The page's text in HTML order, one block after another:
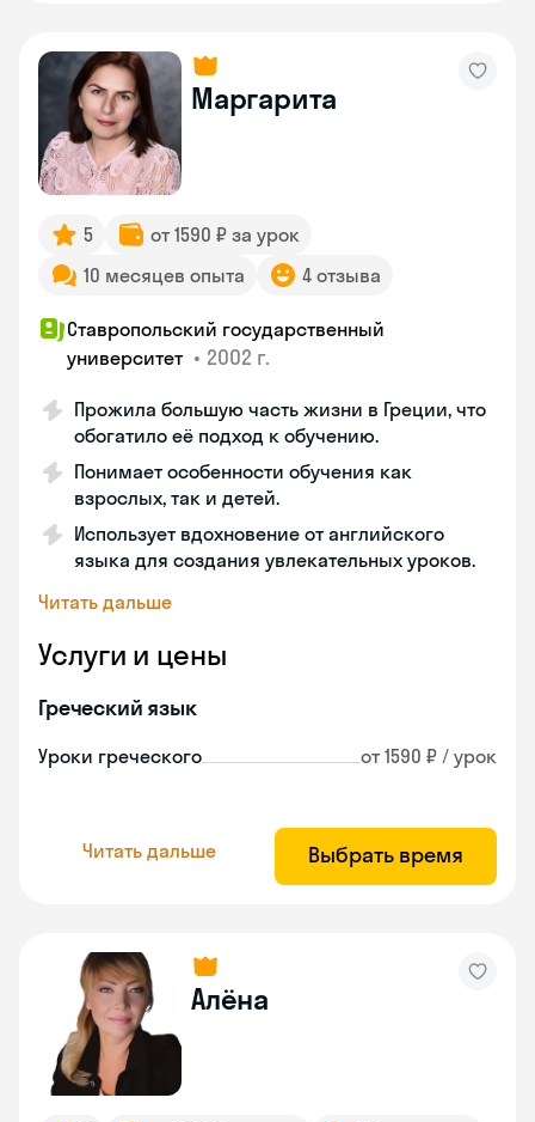
Маргарита
5
от 1590 ₽ за урок
10 месяцев опыта
4 отзыва
Ставропольский государственный
университет • 2002 г.
Прожила большую часть жизни в Греции, что
обогатило её подход к обучению.
Понимает особенности обучения как
взрослых, так и детей.
Использует вдохновение от английского
языка для создания увлекательных уроков.
Читать дальше
Услуги и цены
Греческий язык
Уроки греческого от 1590 ₽ / урок
Читать дальше Выбрать время
Алёна